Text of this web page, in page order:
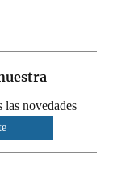
las novedades